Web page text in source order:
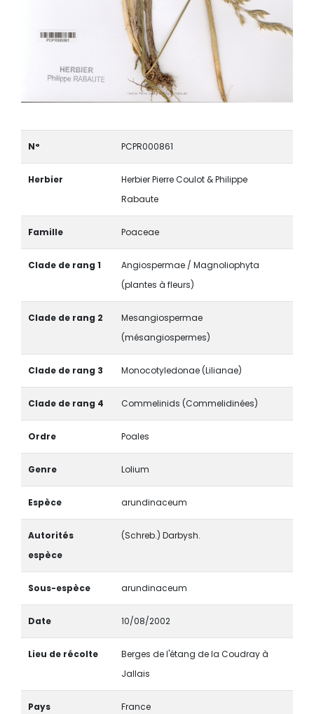
N° PCPR000861
Herbier
Herbier Pierre Coulot & Philippe
Rabaute
Famille Poaceae
Clade de rang 1
Angiospermae / Magnoliophyta
(plantes à fleurs)
Clade de rang 2
Mesangiospermae
(mésangiospermes)
Clade de rang 3 Monocotyledonae (Lilianae)
Clade de rang 4 Commelinids (Commelidinées)
Ordre Poales
Genre Lolium
Espèce arundinaceum
Autorités
espèce
(Schreb.) Darbysh.
Sous-espèce arundinaceum
Date 10/08/2002
Lieu de récolte
Berges de l'étang de la Coudray à
Jallais
Pays France